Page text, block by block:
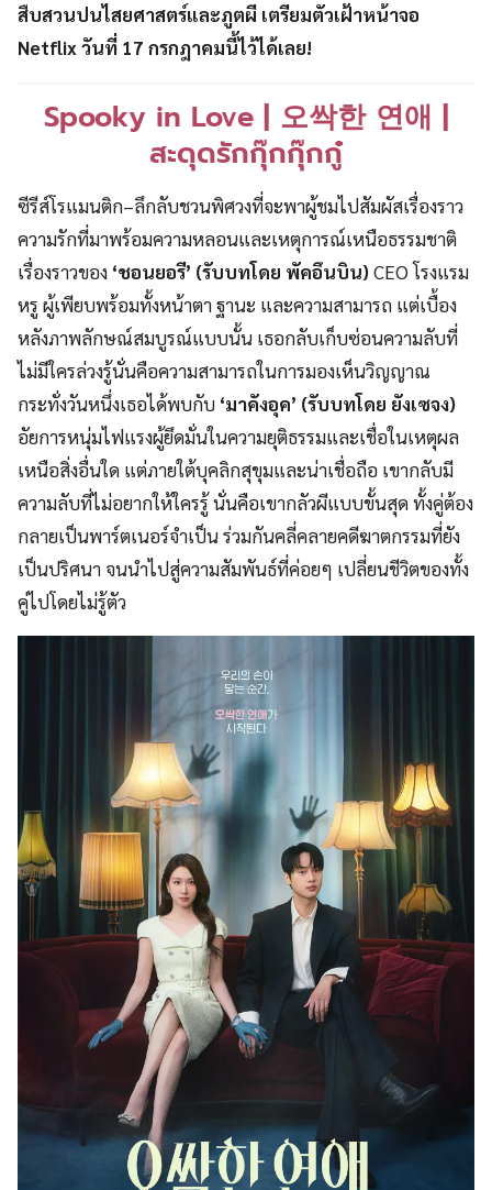
สืบสวนปนไสยศาสตร์และภูตผี เตรียมตัวเฝ้าหน้าจอ
Netflix วันที่ 17 กรกฎาคมนี้ไว้ได้เลย!
Spooky in Love | 오싹한 연애 |
สะดุดรักกุ๊กกุ๊กกู๋
ซีรีส์โรแมนติก–ลึกลับชวนพิศวงที่จะพาผู้ชมไปสัมผัสเรื่องราว
ความรักที่มาพร้อมความหลอนและเหตุการณ์เหนือธรรมชาติ
เรื่องราวของ ‘ชอนยอรี’ (รับบทโดย พัคอึนบิน)CEO โรงแรม
หรู ผู้เพียบพร้อมทั้งหน้าตา ฐานะ และความสามารถ แต่เบื้อง
หลังภาพลักษณ์สมบูรณ์แบบนั้น เธอกลับเก็บซ่อนความลับที่
ไม่มีใครล่วงรู้นั่นคือความสามารถในการมองเห็นวิญญาณ
กระทั่งวันหนึ่งเธอได้พบกับ ‘มาคังอุค’ (รับบทโดย ยังเซจง)
อัยการหนุ่มไฟแรงผู้ยึดมั่นในความยุติธรรมและเชื่อในเหตุผล
เหนือสิ่งอื่นใด แต่ภายใต้บุคลิกสุขุมและน่าเชื่อถือ เขากลับมี
ความลับที่ไม่อยากให้ใครรู้ นั่นคือเขากลัวผีแบบขั้นสุด ทั้งคู่ต้อง
กลายเป็นพาร์ตเนอร์จำเป็น ร่วมกันคลี่คลายคดีฆาตกรรมที่ยัง
เป็นปริศนา จนนำไปสู่ความสัมพันธ์ที่ค่อยๆ เปลี่ยนชีวิตของทั้ง
คู่ไปโดยไม่รู้ตัว